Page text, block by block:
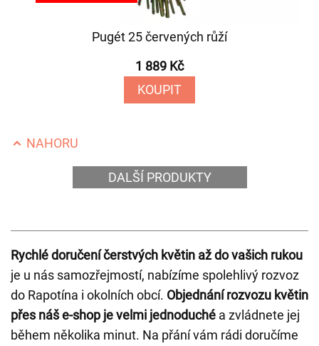
Pugét 25 červených růží
1 889 Kč
KOUPIT
NAHORU
DALŠÍ PRODUKTY
Rychlé doručení čerstvých květin až do vašich rukou
je u nás samozřejmostí, nabízíme spolehlivý rozvoz
do Rapotína i okolních obcí. Objednání rozvozu květin
přes náš e-shop je velmi jednoduché a zvládnete jej
během několika minut. Na přání vám rádi doručíme